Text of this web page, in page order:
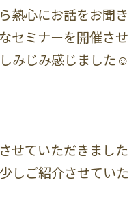
熱心にお話をお聞き
セミナーを開催させ
みじみ感じました☺️
せていただきました
しご紹介させていた